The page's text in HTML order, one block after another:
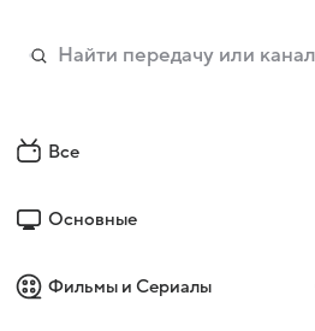
Все
Основные
Фильмы и Сериалы